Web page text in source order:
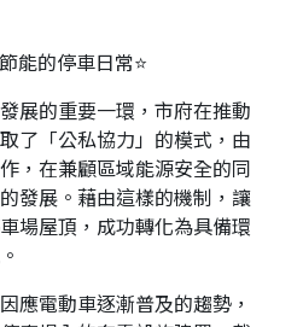
能的停車日常⭐
展的重要一環，市府在推動
了「公私協力」的模式，由
，在兼顧區域能源安全的同
發展。藉由這樣的機制，讓
場屋頂，成功轉化為具備環
應電動車逐漸普及的趨勢，